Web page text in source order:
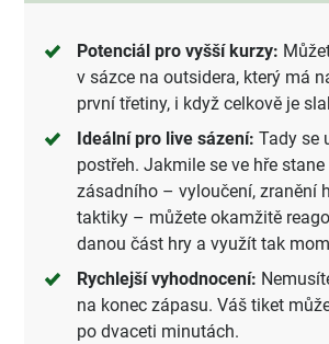
Potenciál pro vyšší kurzy:
v sázce na outsidera, který má
první třetiny, i když celkově je
Ideální pro live sázení: Tady se
postřeh. Jakmile se ve hře stane
zásadního – vyloučení, zranění
taktiky – můžete okamžitě
danou část hry a využít tak
Rychlejší vyhodnocení:
na konec zápasu. Váš tiket
po dvaceti minutách.